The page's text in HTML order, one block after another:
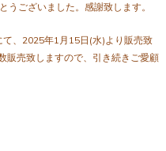
うございました。感謝致します。
、2025年1月15日(水)より販売致
販売致しますので、引き続きご愛顧